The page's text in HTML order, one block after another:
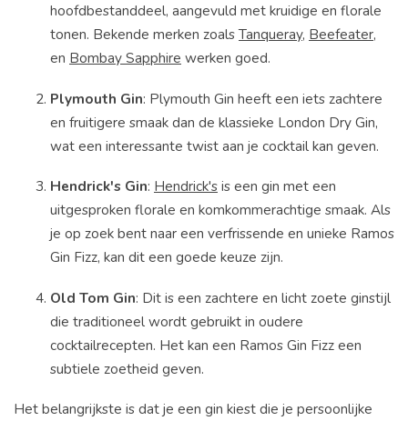
hoofdbestanddeel, aangevuld met kruidige en florale
tonen. Bekende merken zoalsTanqueray, Beefeater,
en Bombay Sapphire werken goed.
Plymouth Gin: Plymouth Gin heeft een iets zachtere
en fruitigere smaak dan de klassieke London Dry Gin,
wat een interessante twist aan je cocktail kan geven.
Hendrick's Gin: Hendrick'sis een gin met een
uitgesproken florale en komkommerachtige smaak. Als
je op zoek bent naar een verfrissende en unieke Ramos
Gin Fizz, kan dit een goede keuze zijn.
Old Tom Gin: Dit is een zachtere en licht zoete ginstijl
die traditioneel wordt gebruikt in oudere
cocktailrecepten. Het kan een Ramos Gin Fizz een
subtiele zoetheid geven.
Het belangrijkste is dat je een gin kiest die je persoonlijke